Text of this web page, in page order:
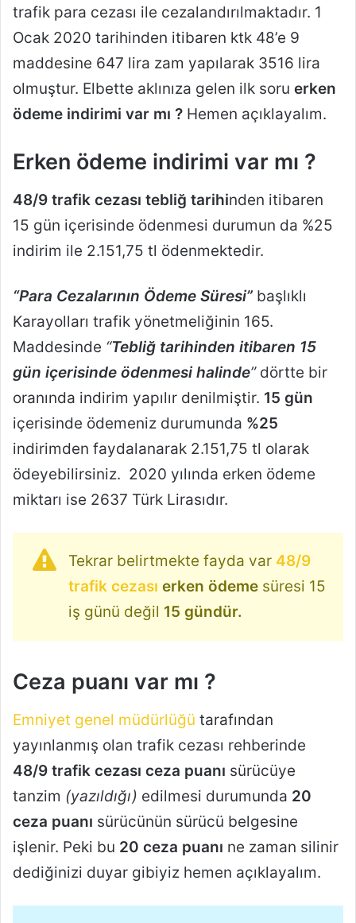
trafik para cezası ile cezalandırılmaktadır. 1
Ocak 2020 tarihinden itibaren ktk 48’e 9
maddesine 647 lira zam yapılarak 3516 lira
olmuştur. Elbette aklınıza gelen ilk soru erken
ödeme indirimi var mı ? Hemen açıklayalım.
Erken ödeme indirimi var mı ?
48/9 trafik cezası tebliğ tarihinden itibaren
15 gün içerisinde ödenmesi durumun da %25
indirim ile 2.151,75 tl ödenmektedir.
“Para Cezalarının Ödeme Süresi” başlıklı
Karayolları trafik yönetmeliğinin 165.
Maddesinde “Tebliğ tarihinden itibaren 15
gün içerisinde ödenmesi halinde” dörtte bir
oranında indirim yapılır denilmiştir. 15 gün
içerisinde ödemeniz durumunda %25
indirimden faydalanarak 2.151,75 tl olarak
ödeyebilirsiniz. 2020 yılında erken ödeme
miktarı ise 2637 Türk Lirasıdır.
Tekrar belirtmekte fayda var 48/9
trafik cezası erken ödeme süresi 15
iş günü değil 15 gündür.
Ceza puanı var mı ?
Emniyet genel müdürlüğü tarafından
yayınlanmış olan trafik cezası rehberinde
48/9 trafik cezası ceza puanı sürücüye
tanzim (yazıldığı) edilmesi durumunda 20
ceza puanı sürücünün sürücü belgesine
işlenir. Peki bu 20 ceza puanı ne zaman silinir
dediğinizi duyar gibiyiz hemen açıklayalım.